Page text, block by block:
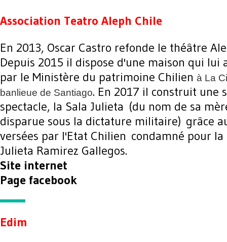
Association Teatro Aleph Chile
En 2013, Oscar Castro refonde le théâtre
Depuis 2015 il dispose d'une maison qui lui
par le Ministère du patrimoine Chilien à La
banlieue de Santiago. En 2017 il construit une
spectacle, la Sala Julieta (du nom de sa
disparue sous la dictature militaire) grâce
versées par l'Etat Chilien condamné pour
Julieta Ramirez Gallegos.
Site internet
Page facebook
Edim